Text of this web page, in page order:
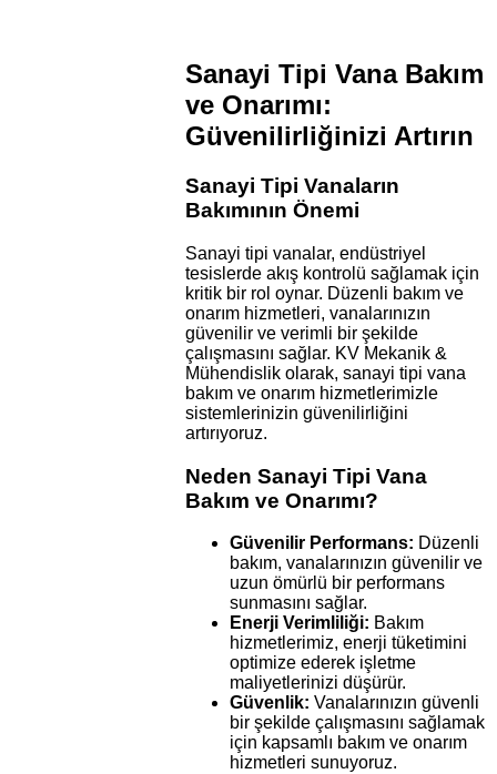
Sanayi Tipi Vana Bakım
ve Onarımı:
Güvenilirliğinizi Artırın
Sanayi Tipi Vanaların
Bakımının Önemi
Sanayi tipi vanalar, endüstriyel
tesislerde akış kontrolü sağlamak için
kritik bir rol oynar. Düzenli bakım ve
onarım hizmetleri, vanalarınızın
güvenilir ve verimli bir şekilde
çalışmasını sağlar. KV Mekanik &
Mühendislik olarak, sanayi tipi vana
bakım ve onarım hizmetlerimizle
sistemlerinizin güvenilirliğini
artırıyoruz.
Neden Sanayi Tipi Vana
Bakım ve Onarımı?
Güvenilir Performans: Düzenli
bakım, vanalarınızın güvenilir ve
uzun ömürlü bir performans
sunmasını sağlar.
Enerji Verimliliği: Bakım
hizmetlerimiz, enerji tüketimini
optimize ederek işletme
maliyetlerinizi düşürür.
Güvenlik: Vanalarınızın güvenli
bir şekilde çalışmasını sağlamak
için kapsamlı bakım ve onarım
hizmetleri sunuyoruz.